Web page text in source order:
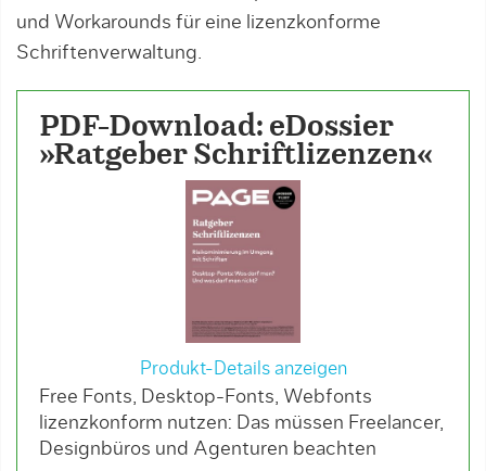
und Workarounds für eine lizenzkonforme
Schriftenverwaltung.
PDF-Download: eDossier
»Ratgeber Schriftlizenzen«
Produkt-Details anzeigen
Free Fonts, Desktop-Fonts, Webfonts
lizenzkonform nutzen: Das müssen Freelancer,
Designbüros und Agenturen beachten